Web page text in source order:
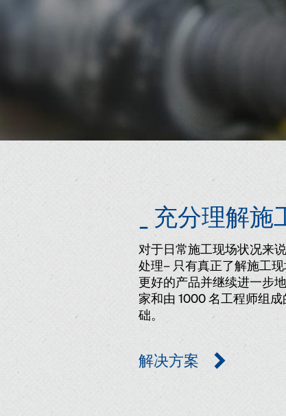
_ 充分理解施
对于日常施工现场状况来
处理– 只有真正了解施工
更好的产品并继续进一步
家和由 1000 名工程师组成
础。
解决方案